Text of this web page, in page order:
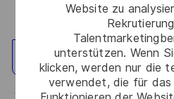
Website zu
unterstützen. Wenn
klicken, werden nur die
verwendet, die für das
Standort erkunden